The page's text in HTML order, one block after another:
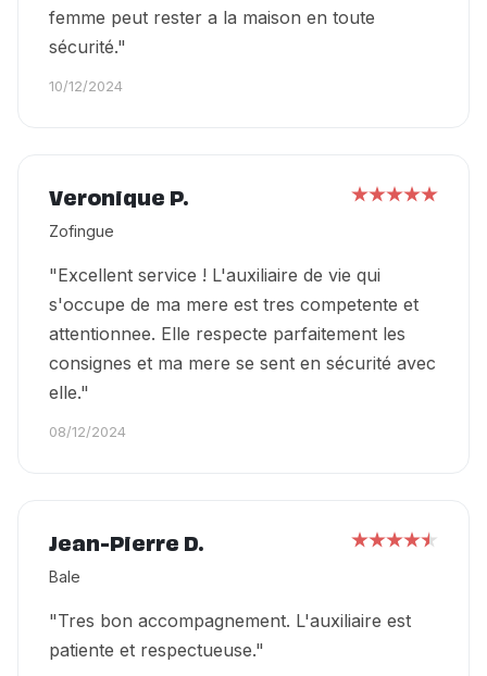
femme peut rester a la maison en toute
sécurité."
10/12/2024
Veronique P.
Zofingue
"Excellent service ! L'auxiliaire de vie qui
s'occupe de ma mere est tres competente et
attentionnee. Elle respecte parfaitement les
consignes et ma mere se sent en sécurité avec
elle."
08/12/2024
Jean-Pierre D.
Bale
"Tres bon accompagnement. L'auxiliaire est
patiente et respectueuse."